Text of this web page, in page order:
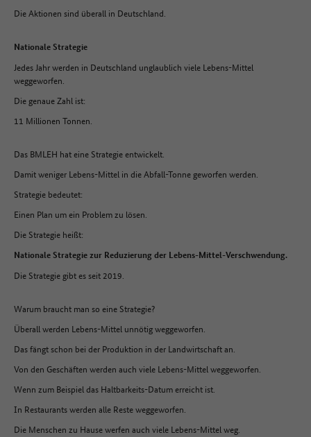
Die Aktionen sind überall in Deutschland.
Nationale Strategie
Jedes Jahr werden in Deutschland unglaublich viele Lebens-Mittel
weggeworfen.
Die genaue Zahl ist:
11 Millionen Tonnen.
Das BMLEH hat eine Strategie entwickelt.
Damit weniger Lebens-Mittel in die Abfall-Tonne geworfen werden.
Strategie bedeutet:
Einen Plan um ein Problem zu lösen.
Die Strategie heißt:
Nationale Strategie zur Reduzierung der Lebens-Mittel-Verschwendung.
Die Strategie gibt es seit 2019.
Warum braucht man so eine Strategie?
Überall werden Lebens-Mittel unnötig weggeworfen.
Das fängt schon bei der Produktion in der Landwirtschaft an.
Von den Geschäften werden auch viele Lebens-Mittel weggeworfen.
Wenn zum Beispiel das Haltbarkeits-Datum erreicht ist.
In Restaurants werden alle Reste weggeworfen.
Die Menschen zu Hause werfen auch viele Lebens-Mittel weg.